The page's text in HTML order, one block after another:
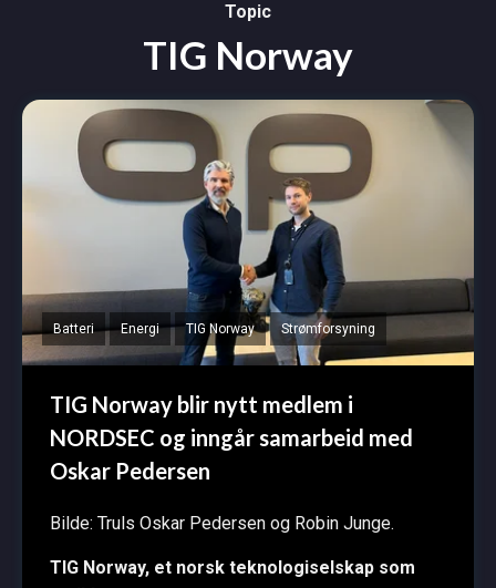
Topic
TIG Norway
Batteri Energi TIG Norway Strømforsyning
TIG Norway blir nytt medlem i
NORDSEC og inngår samarbeid med
Oskar Pedersen
Bilde: Truls Oskar Pedersen og Robin Junge.
TIG Norway, et norsk teknologiselskap som